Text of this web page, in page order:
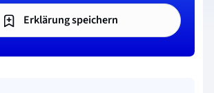
Erklärung speichern